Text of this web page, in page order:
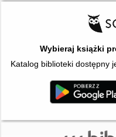
Wybieraj książki
Katalog biblioteki dostępny